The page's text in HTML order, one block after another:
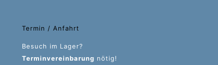
Termin / Anfahrt
Besuch im Lager?
Terminvereinbarung nötig!